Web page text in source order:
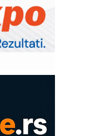
efikasnije
u
standard
VDC